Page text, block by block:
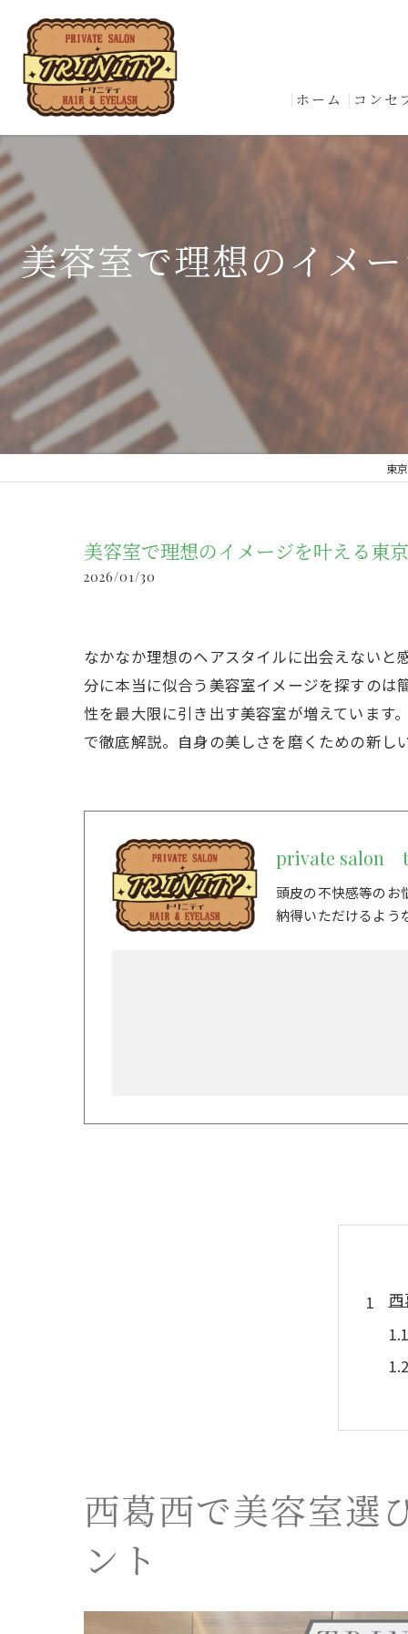
ホーム コンセ
美容室で理想のイメ
東
美容室で理想のイメージを叶える東
2026/01/30
なかなか理想のヘアスタイルに出会えない
分に本当に似合う美容室イメージを探すの
性を最大限に引き出す美容室が増えています
で徹底解説。自身の美しさを磨くための新し
private salon
頭皮の不快感等のお
納得いただけるよう
西葛西で美容室選
ント